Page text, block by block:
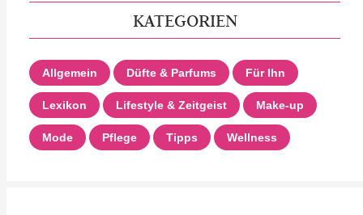
KATEGORIEN
Allgemein Düfte & Parfums Für Ihn
Lexikon Lifestyle & Zeitgeist Make-up
Mode Pflege Tipps Wellness